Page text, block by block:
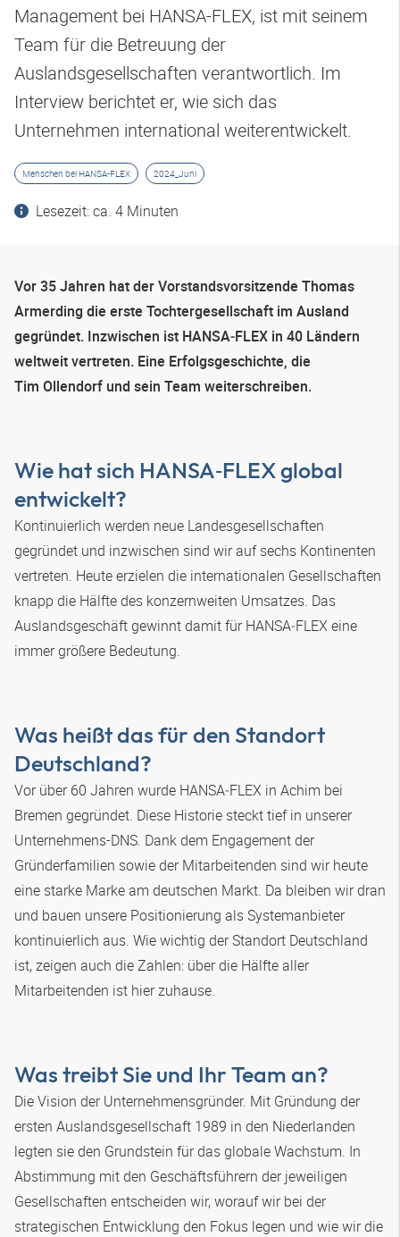
Management bei HANSA-FLEX, ist mit seinem
Team für die Betreuung der
Auslandsgesellschaften verantwortlich. Im
Interview berichtet er, wie sich das
Unternehmen international weiterentwickelt.
Menschen bei HANSA-FLEX 2024_Juni
Lesezeit: ca. 4 Minuten
Vor 35 Jahren hat der Vorstandsvorsitzende Thomas
Armerding die erste Tochtergesellschaft im Ausland
gegründet. Inzwischen ist HANSA‑FLEX in 40 Ländern
weltweit vertreten. Eine Erfolgsgeschichte, die
Tim Ollendorf und sein Team weiterschreiben.
Wie hat sich HANSA‑FLEXglobal
entwickelt?
Kontinuierlich werden neue Landesgesellschaften
gegründet und inzwischen sind wir auf sechs Kontinenten
vertreten. Heute erzielen die internationalen Gesellschaften
knapp die Hälfte des konzernweiten Umsatzes. Das
Auslandsgeschäft gewinnt damit fürHANSA‑FLEX eine
immer größere Bedeutung.
Was heißt das für den Standort
Deutschland?
Vor über 60 Jahren wurde HANSA‑FLEX in Achim bei
Bremen gegründet. Diese Historie steckt tief in unserer
Unternehmens-DNS. Dank dem Engagement der
Gründerfamilien sowie der Mitarbeitenden sind wir heute
eine starke Marke am deutschen Markt. Da bleiben wir dran
und bauen unsere Positionierung als Systemanbieter
kontinuierlich aus. Wie wichtig der Standort Deutschland
ist, zeigen auch die Zahlen: über die Hälfte aller
Mitarbeitenden ist hier zuhause.
Was treibt Sie und Ihr Team an?
Die Vision der Unternehmensgründer. Mit Gründung der
ersten Auslandsgesellschaft 1989 in den Niederlanden
legten sie den Grundstein für das globale Wachstum. In
Abstimmung mit den Geschäftsführern der jeweiligen
Gesellschaften entscheiden wir, worauf wir bei der
strategischen Entwicklung den Fokus legen und wie wir die